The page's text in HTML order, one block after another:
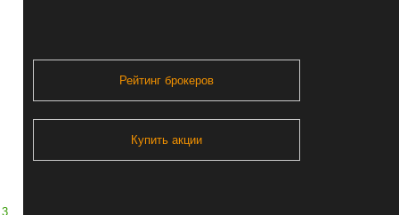
3
Рейтинг брокеров
Купить акции